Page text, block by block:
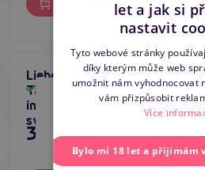
Liebe Seele Bondage
Tape 25m (Black),
intimní páska na
svazování
Skladem
349 Kč
let a jak si
nastavit
Tyto webové stránky
díky kterým může web
umožnit nám vyhodnocovat
vám přizpůsobit
Více
Bylo mi 18 let a přijímám